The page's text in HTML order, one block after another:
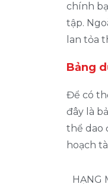
chính
tập.
lan tỏa
Bảng
Để có
đây là
thể dao
hoạch
HẠNG